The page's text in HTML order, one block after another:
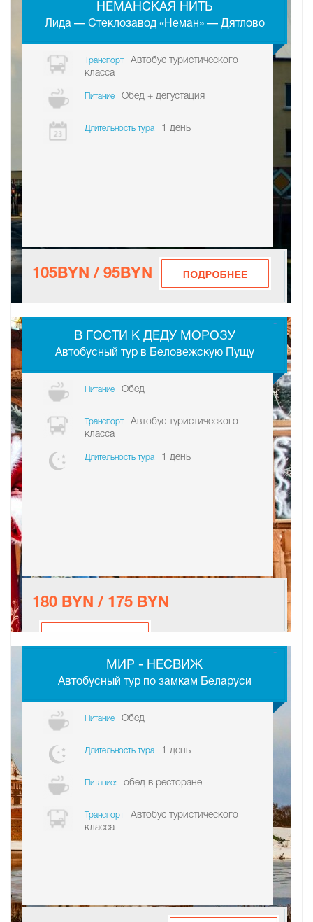
НЕМАНСКАЯ НИТЬ
Лида — Стеклозавод «Неман» — Дятлово
Транспорт
Автобус туристического
класса
Питание Обед + дегустация
Длительность тура 1 день
105BYN / 95BYN
В ГОСТИ К ДЕДУ МОРОЗУ
Автобусный тур в Беловежскую Пущу
Питание Обед
Транспорт
Автобус туристического
класса
Длительность тура 1 день
180 BYN / 175 BYN
-
МИР - НЕСВИЖ
Автобусный тур по замкам Беларуси
Питание Обед
Длительность тура 1 день
Питание: обед в ресторане
Транспорт
Автобус туристического
класса
-